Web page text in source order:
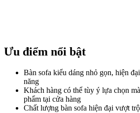
Ưu điểm nổi bật
Bàn sofa kiểu dáng nhỏ gọn, hiện
năng
Khách hàng có thể tùy ý lựa chọn
phẩm tại cửa hàng
Chất lượng bàn sofa hiện đại vượt